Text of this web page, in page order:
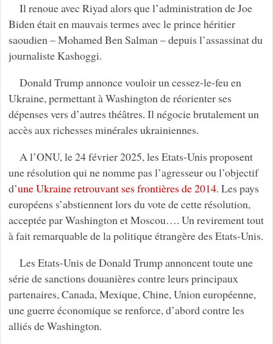
Il renoue avec Riyad alors que l’administration de Joe
Biden était en mauvais termes avec le prince héritier
saoudien – Mohamed Ben Salman – depuis l’assassinat du
journaliste Kashoggi.
Donald Trump annonce vouloir un cessez-le-feu en
Ukraine, permettant à Washington de réorienter ses
dépenses vers d’autres théâtres. Il négocie brutalement un
accès aux richesses minérales ukrainiennes.
A l’ONU, le 24 février 2025, les Etats-Unis proposent
une résolution qui ne nomme pas l’agresseur ou l’objectif
d’une Ukraine retrouvant ses frontières de 2014. Les pays
européens s’abstiennent lors du vote de cette résolution,
acceptée par Washington et Moscou…. Un revirement tout
à fait remarquable de la politique étrangère des Etats-Unis.
Les Etats-Unis de Donald Trump annoncent toute une
série de sanctions douanières contre leurs principaux
partenaires, Canada, Mexique, Chine, Union européenne,
une guerre économique se renforce, d’abord contre les
alliés de Washington.